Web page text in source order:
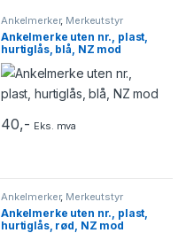
Ankelmerker, Merkeutstyr
Ankelmerke uten nr., plast,
hurtiglås, blå, NZ mod
40,- Eks. mva
Ankelmerker, Merkeutstyr
Ankelmerke uten nr., plast,
hurtiglås, rød, NZ mod